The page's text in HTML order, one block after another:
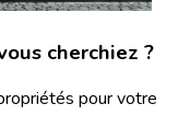
cherchiez ?
pour votre